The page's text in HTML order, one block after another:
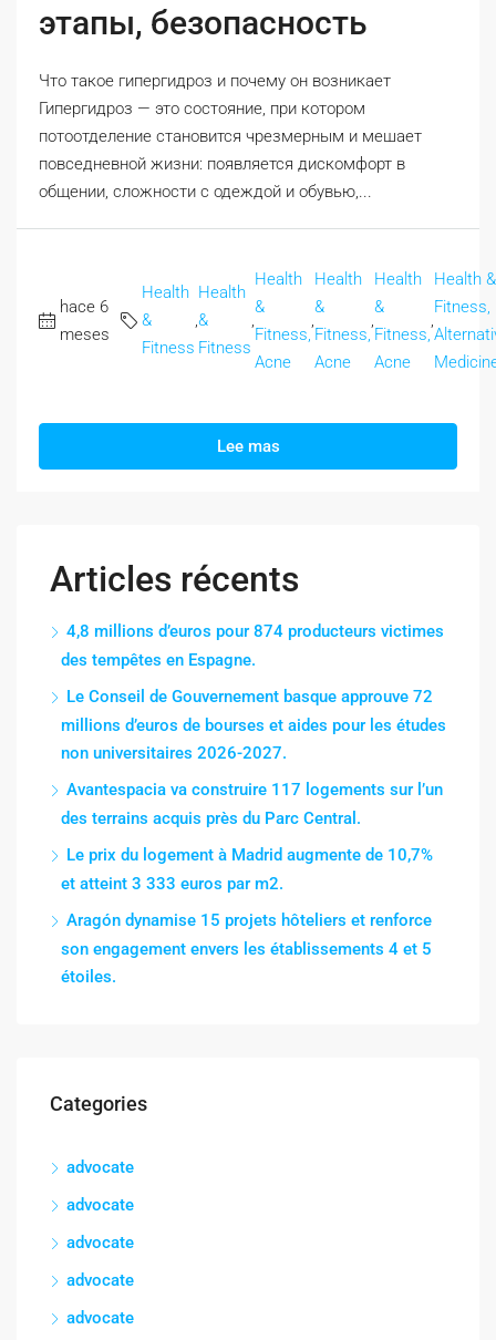
этапы, безопасность
Что такое гипергидроз и почему он возникает
Гипергидроз — это состояние, при котором
потоотделение становится чрезмерным и мешает
повседневной жизни: появляется дискомфорт в
общении, сложности с одеждой и обувью,...
hace 6
meses
Health
&
Fitness
,
Health
&
Fitness
,
Health
&
Fitness,
Acne
,
Health
&
Fitness,
Acne
,
Health
&
Fitness,
Acne
,
Health &
Fitness,
Lee mas
Articles récents
4,8 millions d’euros pour 874 producteurs victimes
des tempêtes en Espagne.
Le Conseil de Gouvernement basque approuve 72
millions d’euros de bourses et aides pour les études
non universitaires 2026-2027.
Avantespacia va construire 117 logements sur l’un
des terrains acquis près du Parc Central.
Le prix du logement à Madrid augmente de 10,7%
et atteint 3 333 euros par m2.
Aragón dynamise 15 projets hôteliers et renforce
son engagement envers les établissements 4 et 5
étoiles.
Categories
advocate
advocate
advocate
advocate
advocate